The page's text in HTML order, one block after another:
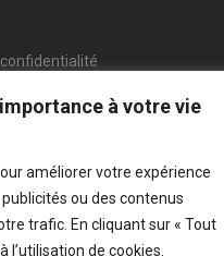
à votre vie
améliorer votre expérience
ou des contenus
trafic. En cliquant sur « Tout
l’utilisation de cookies.